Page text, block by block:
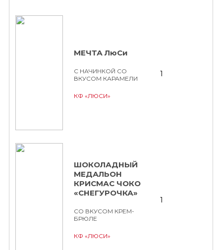
МЕЧТА ЛюСи
С НАЧИНКОЙ СО
ВКУСОМ КАРАМЕЛИ
КФ «ЛЮСИ»
1
ШОКОЛАДНЫЙ
МЕДАЛЬОН
КРИСМАС ЧОКО
«СНЕГУРОЧКА»
СО ВКУСОМ КРЕМ-
БРЮЛЕ
КФ «ЛЮСИ»
1